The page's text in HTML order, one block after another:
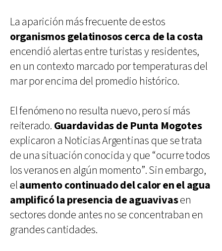
La aparición más frecuente de estos
organismos gelatinosos cerca de la costa
encendió alertas entre turistas y residentes,
en un contexto marcado por temperaturas del
mar por encima del promedio histórico.
El fenómeno no resulta nuevo, pero sí más
reiterado. Guardavidas de Punta Mogotes
explicaron a Noticias Argentinas que se trata
de una situación conocida y que “ocurre todos
los veranos en algún momento”. Sin embargo,
elaumento continuado del calor en el agua
amplificó la presencia de aguavivasen
sectores donde antes no se concentraban en
grandes cantidades.